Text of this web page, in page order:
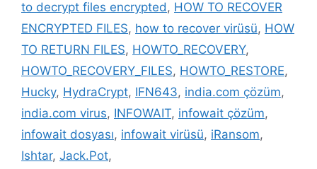
to decrypt files encrypted, HOW TO RECOVER
ENCRYPTED FILES, how to recover virüsü, HOW
TO RETURN FILES, HOWTO_RECOVERY,
HOWTO_RECOVERY_FILES, HOWTO_RESTORE,
Hucky, HydraCrypt, IFN643, india.com çözüm,
india.com virus, INFOWAIT, infowait çözüm,
infowait dosyası, infowait virüsü, iRansom,
Ishtar, Jack.Pot,